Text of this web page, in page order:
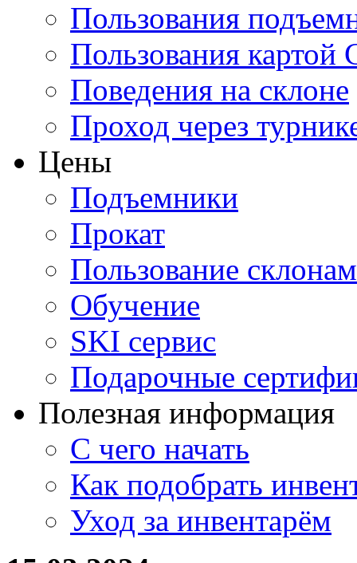
Пользования
Пользования картой
Поведения на склоне
Проход через
Цены
Подъемники
Прокат
Пользование
Обучение
SKI сервис
Подарочные
Полезная информация
С чего начать
Как подобрать
Уход за инвентарём